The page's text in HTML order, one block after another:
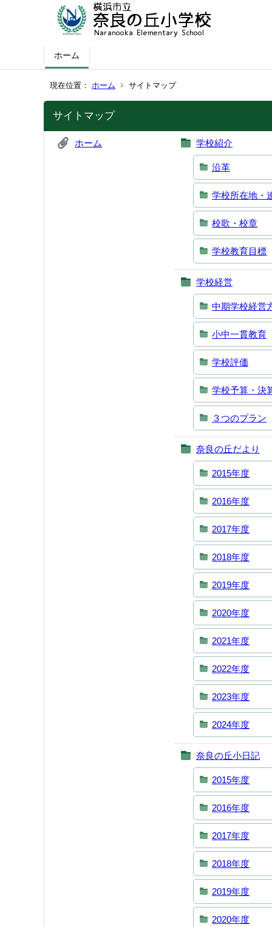
ホーム
現在位置： ホーム サイトマップ
サイトマップ
ホーム 学校紹介
沿革
学校所在地・
校歌・校章
学校教育目標
学校経営
中期学校経営
小中一貫教育
学校評価
学校予算・決
３つのプラン
奈良の丘だより
2015年度
2016年度
2017年度
2018年度
2019年度
2020年度
2021年度
2022年度
2023年度
2024年度
奈良の丘小日記
2015年度
2016年度
2017年度
2018年度
2019年度
2020年度